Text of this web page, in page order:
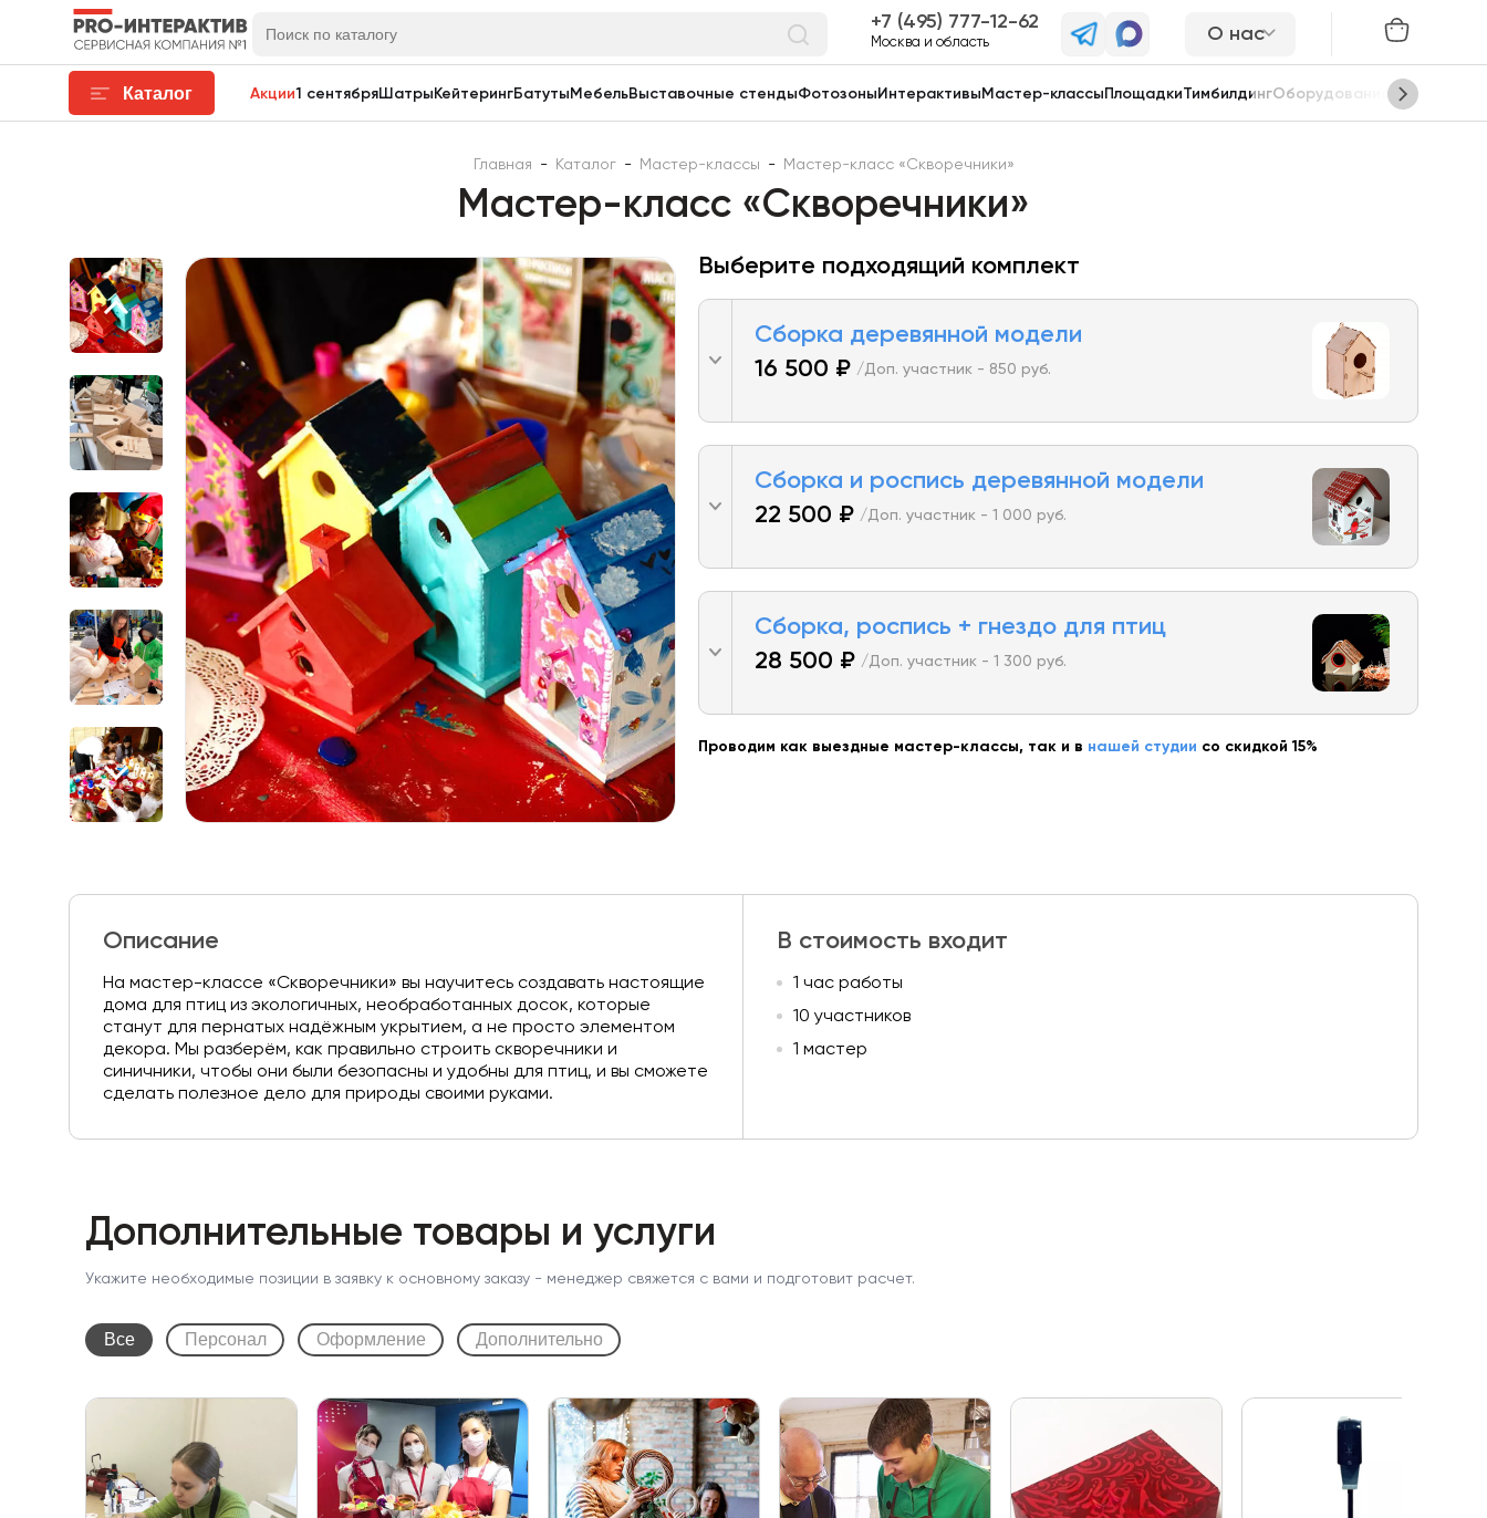
7 (495) 777-12-62
Москва и область О нас
Каталог Акции1 сентябряШатры КейтерингБатуты МебельВыставочные стендыФотозоны Интерактивы Мастер-классы ПлощадкиТимбилдингОборудование Сцены
Главная - Каталог - Мастер-классы - Мастер-класс «Скворечники»
Мастер-класс «Скворечники»
Выберите подходящий комплект
Сборка деревянной модели
16 500 ₽ /Доп. участник - 850 руб.
Сборка и роспись деревянной модели
22 500 ₽ /Доп. участник - 1 000 руб.
Сборка, роспись + гнездо для птиц
28 500 ₽ /Доп. участник - 1 300 руб.
Проводим как выездные мастер-классы, так и в нашей студии со скидкой 15%
Описание
На мастер-классе «Скворечники» вы научитесь создавать настоящие
дома для птиц из экологичных, необработанных досок, которые
станут для пернатых надёжным укрытием, а не просто элементом
декора. Мы разберём, как правильно строить скворечники и
синичники, чтобы они были безопасны и удобны для птиц, и вы сможете
сделать полезное дело для природы своими руками.
В стоимость входит
1 час работы
10 участников
1 мастер
Дополнительные товары и услуги
Укажите необходимые позиции в заявку к основному заказу - менеджер свяжется с вами и подготовит расчет.
Все Персонал Оформление Дополнительно